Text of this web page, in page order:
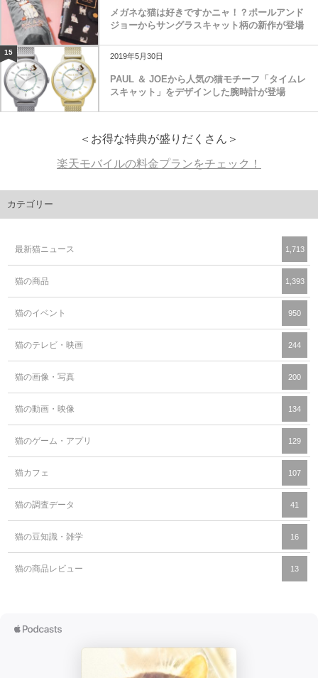
メガネな猫は好きですかニャ！？ポールアンド
ジョーからサングラスキャット柄の新作が登場
15 2019年5月30日
PAUL ＆ JOEから人気の猫モチーフ「タイムレ
スキャット」をデザインした腕時計が登場
＜お得な特典が盛りだくさん＞
楽天モバイルの料金プランをチェック！
カテゴリー
最新猫ニュース 1,713
猫の商品 1,393
猫のイベント 950
猫のテレビ・映画 244
猫の画像・写真 200
猫の動画・映像 134
猫のゲーム・アプリ 129
猫カフェ 107
猫の調査データ 41
猫の豆知識・雑学 16
猫の商品レビュー 13